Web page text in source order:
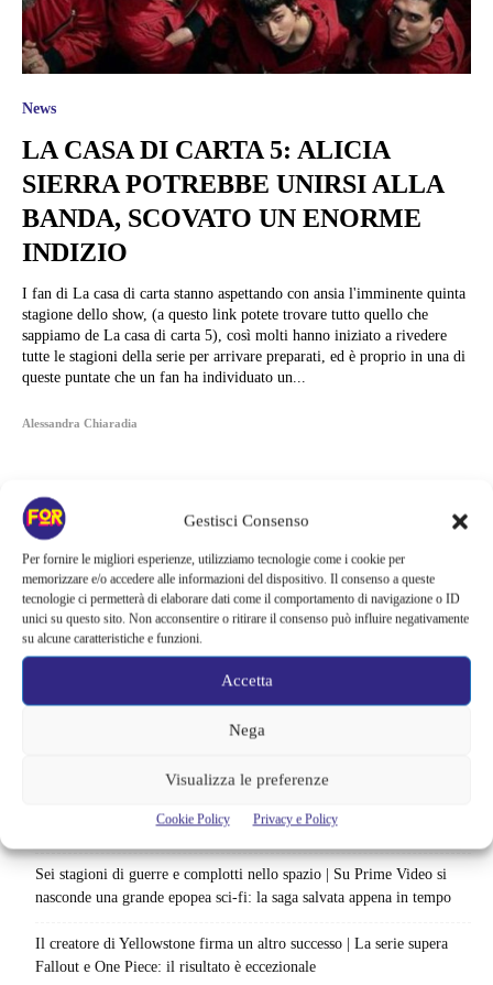
Gestisci Consenso
Per fornire le migliori esperienze, utilizziamo tecnologie come i cookie per
memorizzare e/o accedere alle informazioni del dispositivo. Il consenso a queste
tecnologie ci permetterà di elaborare dati come il comportamento di navigazione o ID
unici su questo sito. Non acconsentire o ritirare il consenso può influire negativamente
su alcune caratteristiche e funzioni.
Accetta
Nega
Visualizza le preferenze
Cookie Policy Privacy e Policy
News
LA CASA DI CARTA 5: ALICIA
SIERRA POTREBBE UNIRSI ALLA
BANDA, SCOVATO UN ENORME
INDIZIO
I fan di La casa di carta stanno aspettando con ansia l'imminente quinta
stagione dello show, (a questo link potete trovare tutto quello che
sappiamo de La casa di carta 5), così molti hanno iniziato a rivedere
tutte le stagioni della serie per arrivare preparati, ed è proprio in una di
queste puntate che un fan ha individuato un...
Alessandra Chiaradia
attraversare Seoul durante l’apocalisse: il K-drama da recuperare
Sei stagioni di guerre e complotti nello spazio | Su Prime Video si
nasconde una grande epopea sci-fi: la saga salvata appena in tempo
Il creatore di Yellowstone firma un altro successo | La serie supera
Fallout e One Piece: il risultato è eccezionale